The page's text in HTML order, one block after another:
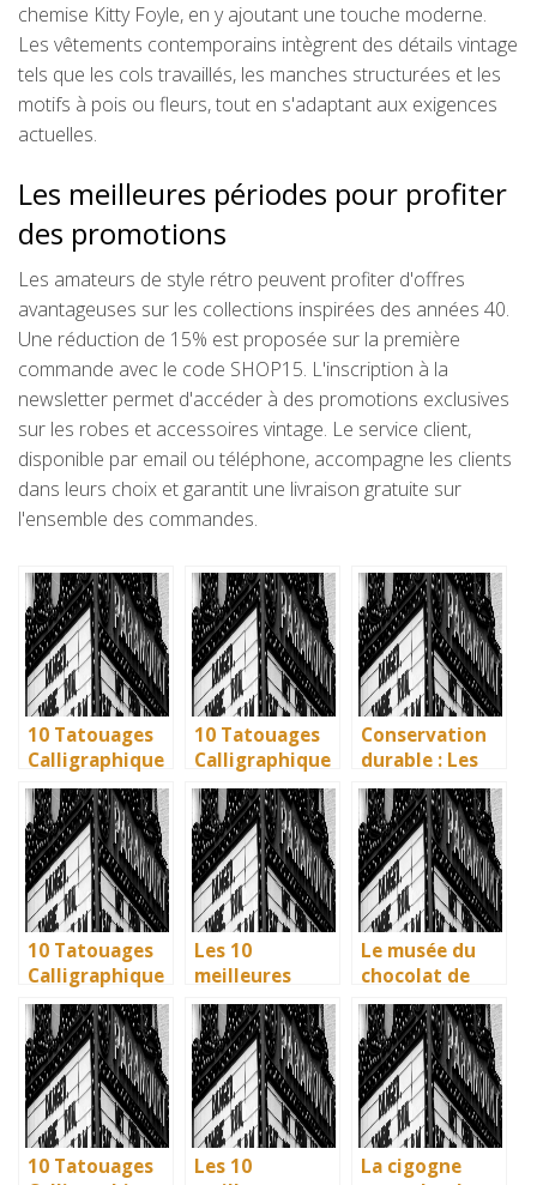
chemise Kitty Foyle, en y ajoutant une touche moderne.
Les vêtements contemporains intègrent des détails vintage
tels que les cols travaillés, les manches structurées et les
motifs à pois ou fleurs, tout en s'adaptant aux exigences
actuelles.
Les meilleures périodes pour profiter
des promotions
Les amateurs de style rétro peuvent profiter d'offres
avantageuses sur les collections inspirées des années 40.
Une réduction de 15% est proposée sur la première
commande avec le code SHOP15. L'inscription à la
newsletter permet d'accéder à des promotions exclusives
sur les robes et accessoires vintage. Le service client,
disponible par email ou téléphone, accompagne les clients
dans leurs choix et garantit une livraison gratuite sur
l'ensemble des commandes.
10 Tatouages
Calligraphique
s : Citations et
Phrases
Uniques pour
immortaliser
vos amitiés
10 Tatouages
Calligraphique
s : Citations et
Phrases
Uniques pour
immortaliser
vos amitiés
Conservation
durable : Les
nouvelles
méthodes
écologiques du
British
Museum
10 Tatouages
Calligraphique
s : Citations et
Phrases
Uniques pour
immortaliser
vos amitiés
Les 10
meilleures
villes d’Italie à
visiter en 2025
: Ravenne, la
ville aux huit
monuments
UNESCO
Le musée du
chocolat de
Bayonne : la
mémoire
vivante des
artisans
basques
10 Tatouages
Les 10
La cigogne